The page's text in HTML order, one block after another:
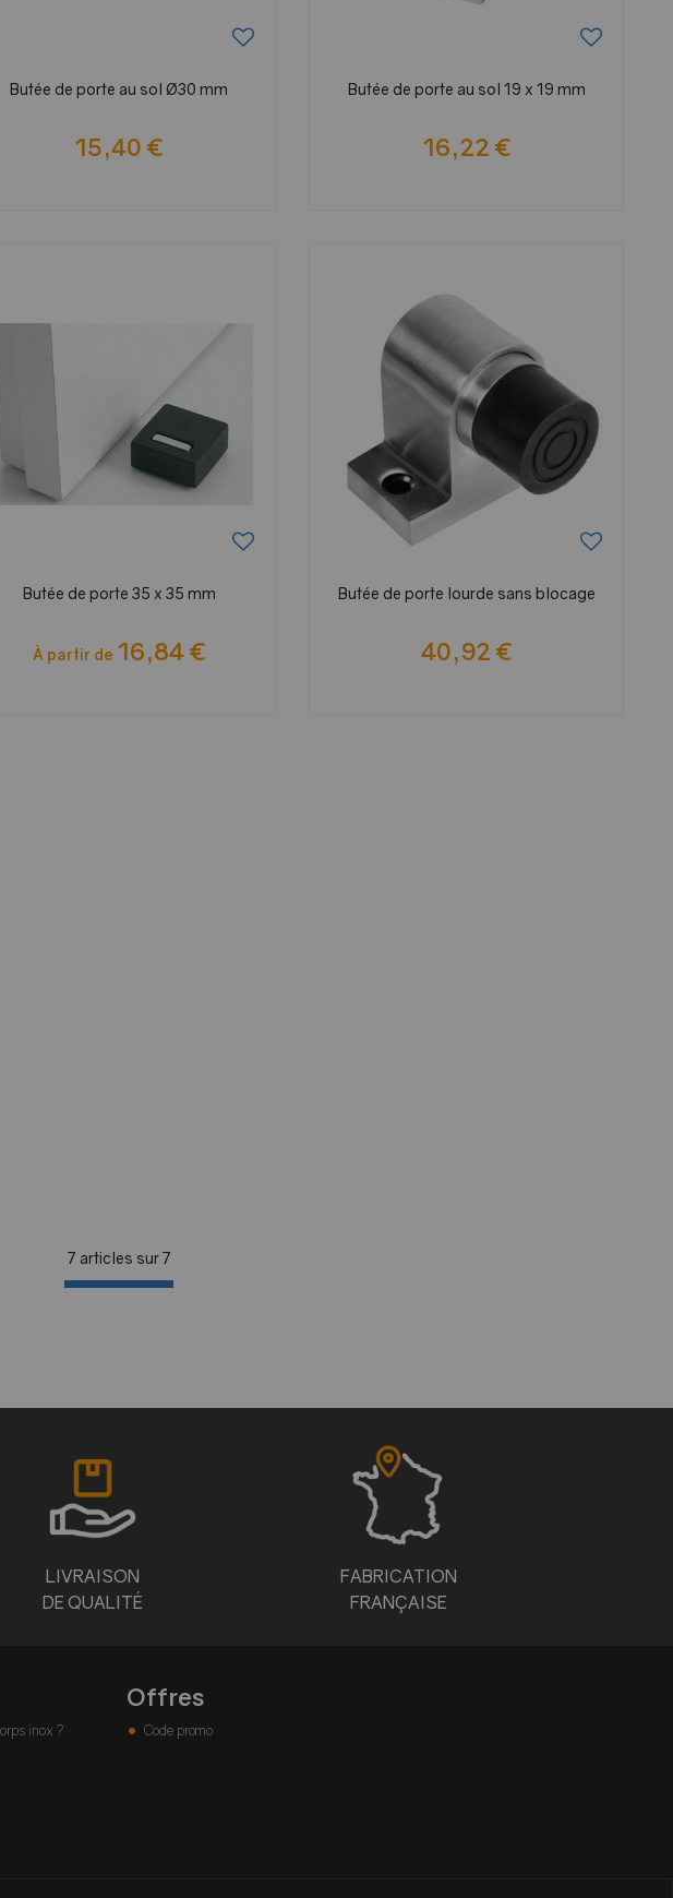
Butée de porte au sol Ø30 mm
15,40 €
Butée de porte au sol 19 x 19 mm
16,22 €
Butée de porte 35 x 35 mm
À partir de 16,84 €
Butée de porte lourde sans blocage
40,92 €
7 articles sur7
LIVRAISON
DE QUALITÉ
FABRICATION
FRANÇAISE
inox ?
Offres
Code promo